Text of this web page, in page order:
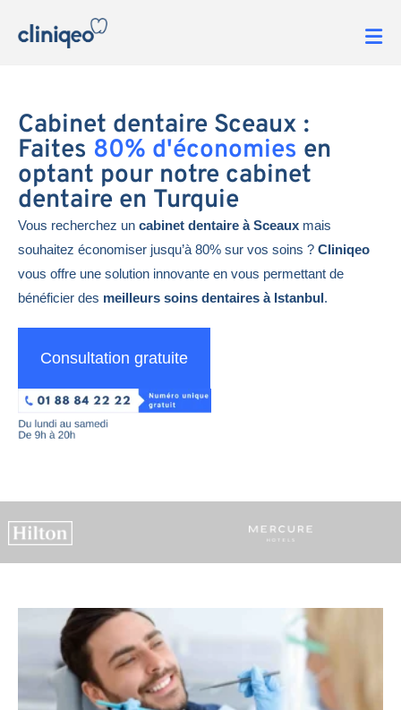
Cabinet dentaire Sceaux :
Faites 80% d'économies en
optant pour notre cabinet
dentaire en Turquie
Vous recherchez un cabinet dentaire à Sceaux mais
souhaitez économiser jusqu’à 80% sur vos soins ? Cliniqeo
vous offre une solution innovante en vous permettant de
bénéficier des meilleurs soins dentaires à Istanbul.
Consultation gratuite